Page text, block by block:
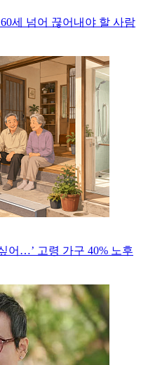
세 넘어 끊어내야 할 사람
어…’ 고령 가구 40% 노후